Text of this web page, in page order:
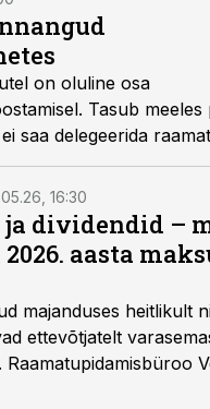
on oluline osa
Tasub meeles
saa delegeerida
eest vastutab
võivad väga oluliselt
ning seda, kas
õiglaselt
finantsseisundit,
rahavoogusid, kirjutab
ja
Kristiine Villemi.
16:30
ja dividendid –
aasta
majanduses heitlikult
ettevõtjatelt